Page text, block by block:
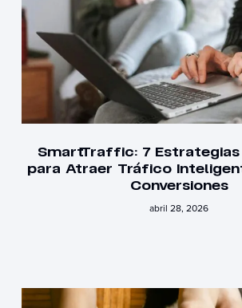
SmartTraffic: 7 Estrategias
para Atraer Tráfico
Conversiones
abril 28, 2026